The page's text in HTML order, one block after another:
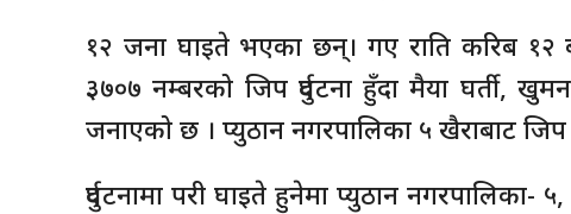
१२ जना घाइते भएका छन्। गए राति करिब १२
३७०७ नम्बरको जिप दुर्घटना हुँदा मैया घर्ती,
जनाएको छ । प्युठान नगरपालिका ५ खैराबाट जिप
दुर्घटनामा परी घाइते हुनेमा प्युठान नगरपालिका-